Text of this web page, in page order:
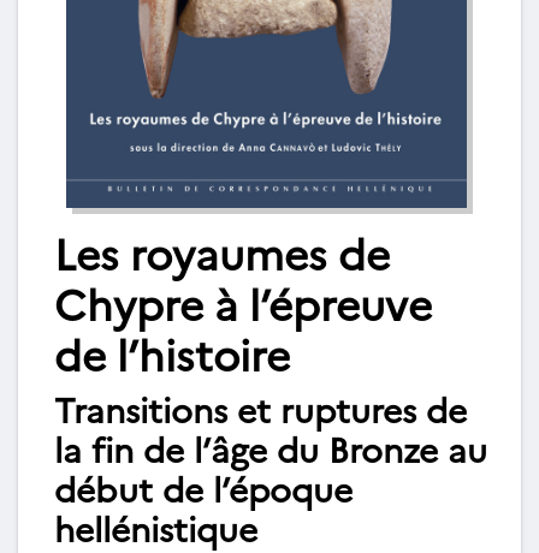
Les royaumes de
Chypre à l’épreuve
de l’histoire
Transitions et ruptures de
la fin de l’âge du Bronze au
début de l’époque
hellénistique